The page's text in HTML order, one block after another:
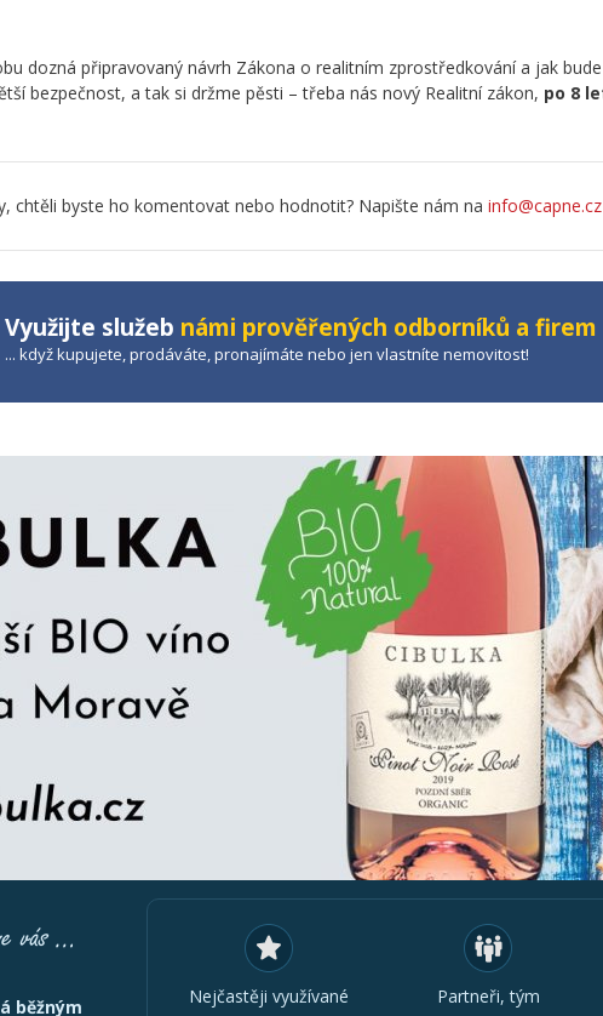
dozná připravovaný návrh Zákona o realitním zprostředkování a jak bude
bezpečnost, a tak si držme pěsti – třeba nás nový Realitní zákon, po 8
chtěli byste ho komentovat nebo hodnotit? Napište nám na info@capne.cz
Využijte služeb námi prověřených odborníků a firem
... když kupujete, prodáváte, pronajímáte nebo jen vlastníte nemovitost!
běžným Nejčastěji využívané Partneři, tým